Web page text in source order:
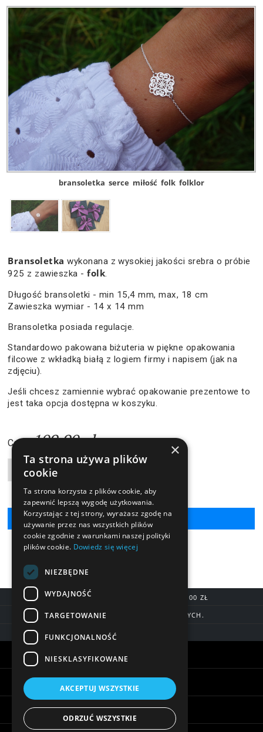
bransoletka serce miłość folk folklor
Bransoletkawykonana z wysokiej jakości srebra o próbie
925 z zawieszka -folk.
Długość bransoletki - min 15,4 mm, max, 18 cm
Zawieszka wymiar - 14 x 14 mm
Bransoletka posiada regulacje.
Standardowo pakowana biżuteria w piękne opakowania
filcowe z wkładką białą z logiem firmy i napisem (jak na
zdjęciu).
Jeśli chcesz zamiennie wybrać opakowanie prezentowe to
jest taka opcja dostępna w koszyku.
Cena: 109,90 zł
Liczba produktów
DARMOWA DOSTAWA OD 200,00 ZŁ
DOSTAWA DO 7 DNI ROBOCZYCH.
BLIK, SZYBKIE PRZELEWY
Warunki zakupów
Informacje
×
Ta strona używa plików
cookie
Ta strona korzysta z plików cookie, aby
zapewnić lepszą wygodę użytkowania.
Korzystając z tej strony, wyrażasz zgodę na
używanie przez nas wszystkich plików
cookie zgodnie z warunkami naszej polityki
plików cookie. Dowiedz się więcej
NIEZBĘDNE
WYDAJNOŚĆ
TARGETOWANIE
FUNKCJONALNOŚĆ
NIESKLASYFIKOWANE
AKCEPTUJ WSZYSTKIE
ODRZUĆ WSZYSTKIE